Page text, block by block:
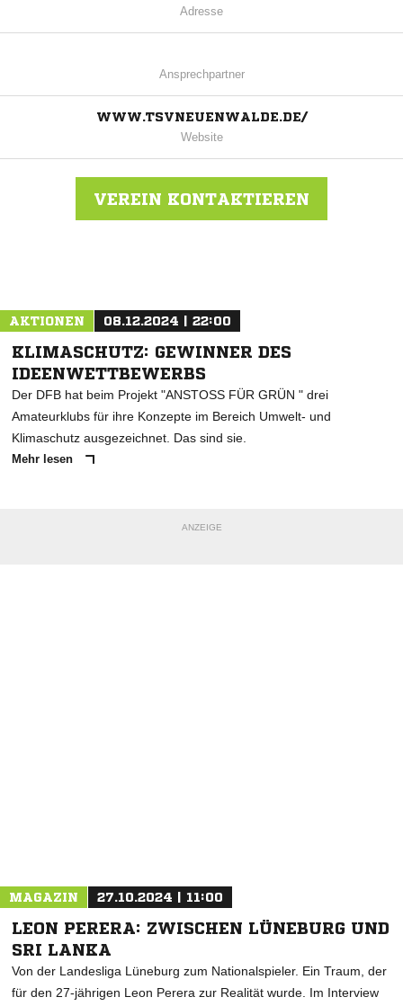
Adresse
Ansprechpartner
WWW.TSVNEUENWALDE.DE/
Website
VEREIN KONTAKTIEREN
AKTIONEN 08.12.2024 | 22:00
KLIMASCHUTZ: GEWINNER DES
IDEENWETTBEWERBS
Der DFB hat beim Projekt "ANSTOSS FÜR GRÜN " drei
Amateurklubs für ihre Konzepte im Bereich Umwelt- und
Klimaschutz ausgezeichnet. Das sind sie.
Mehr lesen
ANZEIGE
MAGAZIN 27.10.2024 | 11:00
LEON PERERA: ZWISCHEN LÜNEBURG UND
SRI LANKA
Von der Landesliga Lüneburg zum Nationalspieler. Ein Traum, der
für den 27-jährigen Leon Perera zur Realität wurde. Im Interview